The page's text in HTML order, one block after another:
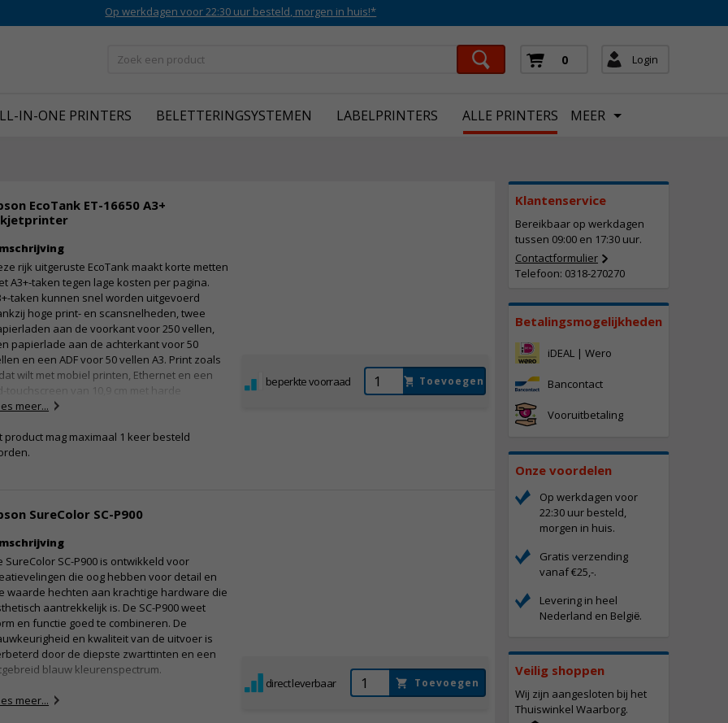
Op werkdagen voor 22:30 uur besteld, morgen in huis!*
0 Login
IN-ONE PRINTERS BELETTERINGSYSTEMEN LABELPRINTERS ALLE PRINTERS MEER
Klantenservice
Bereikbaar op werkdagen
tussen 09:00 en 17:30 uur.
Contactformulier
Telefoon: 0318-270270
Betalingsmogelijkheden
iDEAL | Wero
Bancontact
Vooruitbetaling
Onze voordelen
Op werkdagen voor
22:30 uur besteld,
morgen in huis.
Gratis verzending
vanaf €25,-.
Levering in heel
Nederland en België.
Veilig shoppen
Wij zijn aangesloten bij het
Thuiswinkel Waarborg.
EcoTank ET-16650 A3+
rijk uitgeruste EcoTank maakt korte metten
A3+-taken tegen lage kosten per pagina.
taken kunnen snel worden uitgevoerd
hoge print- en scansnelheden, twee
aan de voorkant voor 250 vellen,
papierlade aan de achterkant voor 50
en een ADF voor 50 vellen A3. Print zoals
wilt met mobiel printen, Ethernet en een
touchscreen van 10,9 cm met harde
printen en scannen: tot 25 ipm
Ethernet en gratis mobiele afdrukapps
A3+ printer
verpakking
inktset (1 x 27 ml BK, 3 x 70 ml CMY)
Start handleiding
meer...
product mag maximaal 1 keer besteld
beperkte voorraad Toevoegen
SureColor SC-P900
SureColor SC-P900 is ontwikkeld voor
die oog hebben voor detail en
waarde hechten aan krachtige hardware die
aantrekkelijk is. De SC-P900 weet
en functie goed te combineren. De
en kwaliteit van de uitvoer is
door de diepste zwarttinten en een
blauw kleurenspectrum.
meer...
direct leverbaar Toevoegen